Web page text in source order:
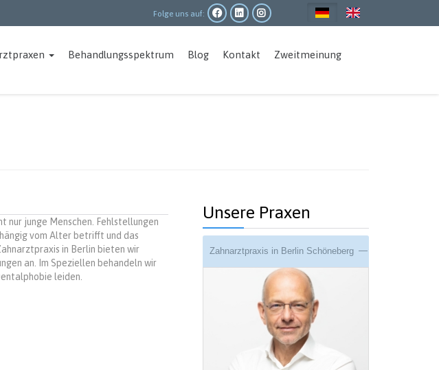
Folge uns auf:
Main
Behandlungsspektrum Blog Kontakt Zweitmeinung
nur junge Menschen. Fehlstellungen
vom Alter betrifft und das
in Berlin bieten wir
an. Im Speziellen behandeln wir
leiden.
Unsere Praxen
Zahnarztpraxis in Berlin Schöneberg